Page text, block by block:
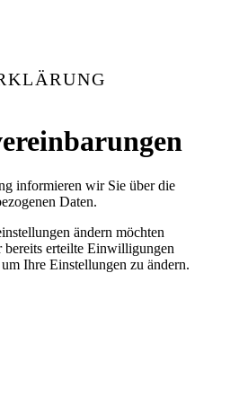
informieren wir Sie über die
Daten.
ändern möchten
erteilte Einwilligungen
Ihre Einstellungen zu ändern.